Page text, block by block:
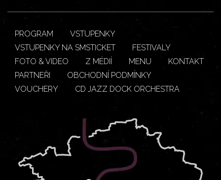
PROGRAM
VSTUPENKY
VSTUPENKY NA SMSTICKET
FESTIVALY
FOTO & VIDEO
Z MÉDIÍ MENU
KONTAKT
PARTNEŘI
OBCHODNÍ PODMÍNKY
VOUCHERY
CD JAZZ DOCK ORCHESTRA